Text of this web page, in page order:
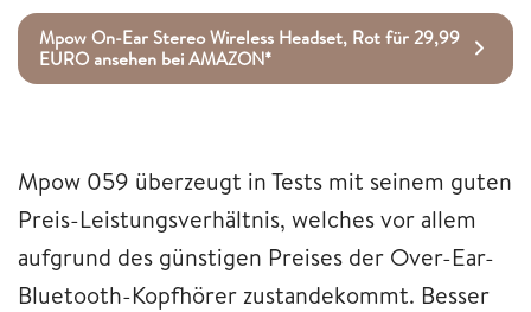
Mpow On-Ear Stereo Wireless Headset, Rot für 29,99
EURO ansehen bei AMAZON*
Mpow 059 überzeugt in Tests mit seinem guten
Preis-Leistungsverhältnis, welches vor allem
aufgrund des günstigen Preises der Over-Ear-
Bluetooth-Kopfhörer zustandekommt. Besser